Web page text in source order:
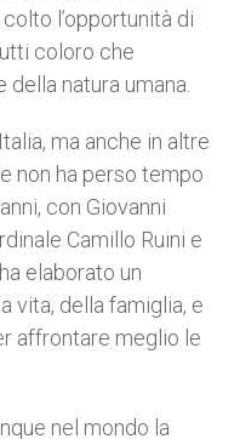
l’opportunità di
coloro che
natura umana.
ma anche in altre
non ha perso tempo
con Giovanni
Camillo Ruini e
elaborato un
vita, della famiglia, e
affrontare meglio le
nel mondo la